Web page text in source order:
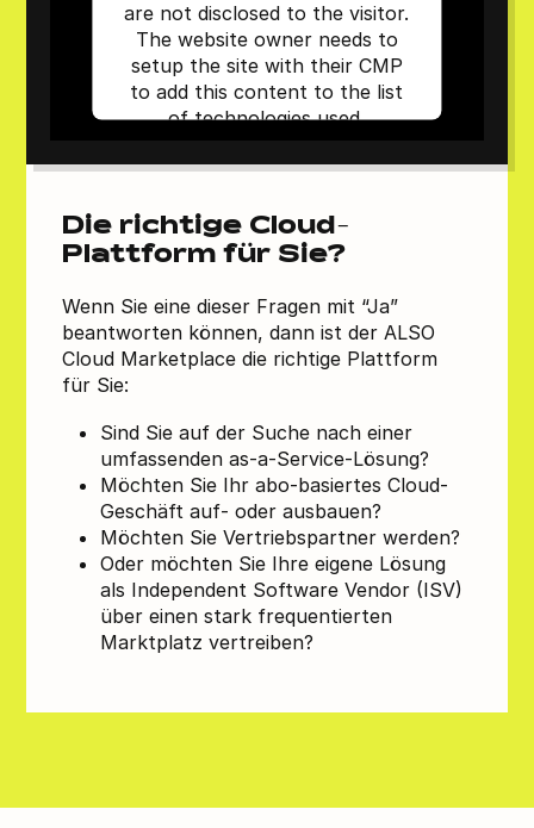
are not disclosed to the visitor.
The website owner needs to
setup the site with their CMP
to add this content to the list
of technologies used.
Management Platform
Die richtige Cloud-
Plattform für Sie?
Wenn Sie eine dieser Fragen mit “Ja”
beantworten können, dann ist der ALSO
Cloud Marketplace die richtige Plattform
für Sie:
Sind Sie auf der Suche nach einer
umfassenden as-a-Service-Lösung?
Möchten Sie Ihr abo-basiertes Cloud-
Geschäft auf- oder ausbauen?
Möchten Sie Vertriebspartner werden?
Oder möchten Sie Ihre eigene Lösung
als Independent Software Vendor (ISV)
über einen stark frequentierten
Marktplatz vertreiben?